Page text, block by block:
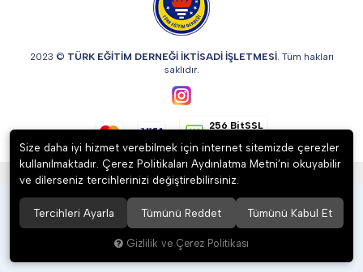
KUPALAR
TERMOS & FİNCAN
2023 © TÜRK EĞİTİM DERNEĞİ İKTİSADİ İŞLETMESİ. Tüm hakları
saklıdır.
256 BitSSL
Hipotenüs® Yeni Nesil E-Ticaret Sistemleri ile Hazırlanmıştır.
Size daha iyi hizmet verebilmek için internet sitemizde çerezler
kullanılmaktadır. Çerez Politikaları Aydınlatma Metni’ni okuyabilir
ve dilerseniz tercihlerinizi değiştirebilirsiniz.
Tercihleri Ayarla Tümünü Reddet Tümünü Kabul Et
Gizlilik ve Çerez Politikası